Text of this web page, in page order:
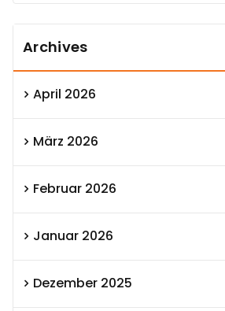
Archives
April 2026
März 2026
Februar 2026
Januar 2026
Dezember 2025